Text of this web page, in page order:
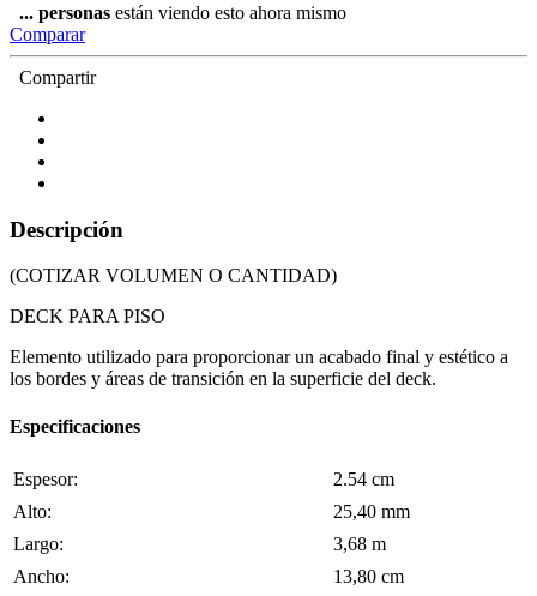
... personas están viendo esto ahora mismo
Comparar
Compartir
Descripción
(COTIZAR VOLUMEN O CANTIDAD)
DECK PARA PISO
Elemento utilizado para proporcionar un acabado final y estético a
los bordes y áreas de transición en la superficie del deck.
Especificaciones
Espesor:
2.54 cm
Alto:
25,40 mm
Largo:
3,68 m
Ancho:
13,80 cm